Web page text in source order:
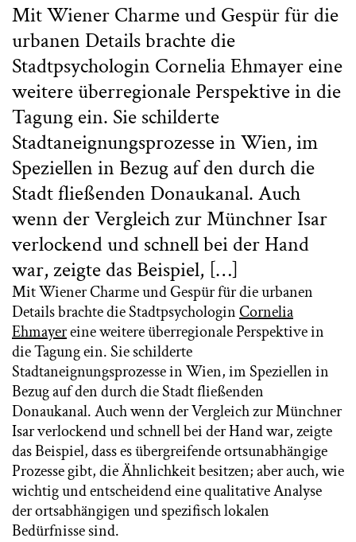
Mit Wiener Charme und Gespür für die
urbanen Details brachte die
Stadtpsychologin Cornelia Ehmayer eine
weitere überregionale Perspektive in die
Tagung ein. Sie schilderte
Stadtaneignungsprozesse in Wien, im
Speziellen in Bezug auf den durch die
Stadt fließenden Donaukanal. Auch
wenn der Vergleich zur Münchner Isar
verlockend und schnell bei der Hand
war, zeigte das Beispiel, […]
Mit Wiener Charme und Gespür für die urbanen
Details brachte die StadtpsychologinCornelia
Ehmayereine weitere überregionale Perspektive in
die Tagung ein. Sie schilderte
Stadtaneignungsprozesse in Wien, im Speziellen in
Bezug auf den durch die Stadt fließenden
Donaukanal. Auch wenn der Vergleich zur Münchner
Isar verlockend und schnell bei der Hand war, zeigte
das Beispiel, dass es übergreifende ortsunabhängige
Prozesse gibt, die Ähnlichkeit besitzen; aber auch, wie
wichtig und entscheidend eine qualitative Analyse
der ortsabhängigen und spezifisch lokalen
Bedürfnisse sind.